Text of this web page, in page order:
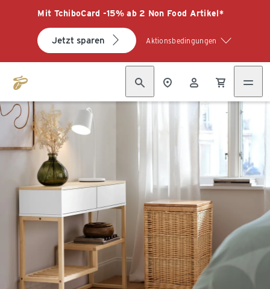
Mit TchiboCard -15% ab 2 Non Food Artikel*
Jetzt sparen Aktionsbedingungen